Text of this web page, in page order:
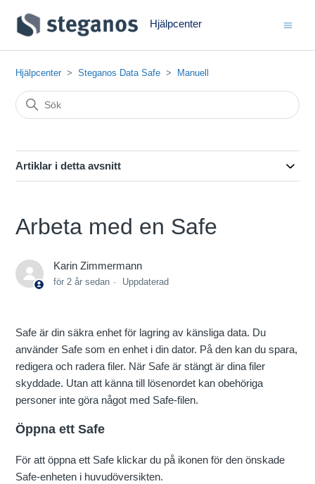
Hjälpcenter
Hjälpcenter Steganos Data Safe Manuell
Artiklar i detta avsnitt
Arbeta med en Safe
Karin Zimmermann
för 2 år sedan Uppdaterad
Safe är din säkra enhet för lagring av känsliga data. Du
använder Safe som en enhet i din dator. På den kan du spara,
redigera och radera filer. När Safe är stängt är dina filer
skyddade. Utan att känna till lösenordet kan obehöriga
personer inte göra något med Safe-filen.
Öppna ett Safe
För att öppna ett Safe klickar du på ikonen för den önskade
Safe-enheten i huvudöversikten.